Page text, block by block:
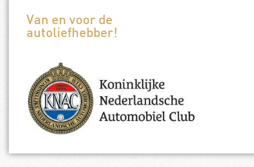
Van en voor de
autoliefhebber!